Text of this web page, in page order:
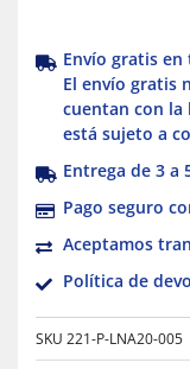
Envío gratis
El envío gratis
cuentan con la
está sujeto a
Entrega de 3 a
Pago seguro
Aceptamos
Política de
SKU 221-P-LNA20-005